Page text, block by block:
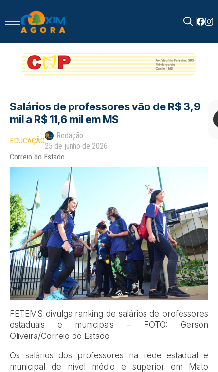
for:
Salários de professores vão de R$ 3,9
mil a R$ 11,6 mil em MS
EDUCAÇÃO
Redação
25 de junho de 2026
Correio do Estado
FETEMS divulga ranking de salários de professores
estaduais e municipais – FOTO: Gerson
Oliveira/Correio do Estado
Os salários dos professores na rede estadual e
municipal de nível médio e superior em Mato